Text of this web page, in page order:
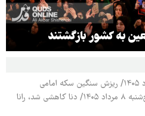
قیمت محصولات ایران خودرو پنج‌شنبه ۸ مرداد ۱۴۰۵/ دنا کاهشی شد، رانا